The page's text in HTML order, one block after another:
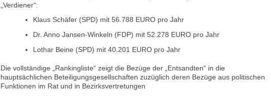
„Verdiener“:
Klaus Schäfer (SPD) mit 56.788 EURO pro Jahr
Dr. Anno Jansen-Winkeln (FDP) mit 52.278 EURO pro Jahr
Lothar Beine (SPD) mit 40.201 EURO pro Jahr
Die vollständige „Rankingliste“ zeigt die Bezüge der „Entsandten“ in die
hauptsächlichen Beteiligungsgesellschaften zuzüglich deren Bezüge aus politischen
Funktionen im Rat und in Bezirksvertretungen